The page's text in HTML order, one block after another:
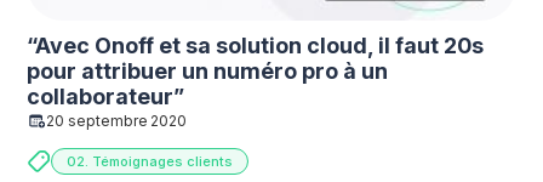
“Avec Onoff et sa solution cloud, il faut 20s
pour attribuer un numéro pro à un
collaborateur”
20 septembre 2020
02. Témoignages clients